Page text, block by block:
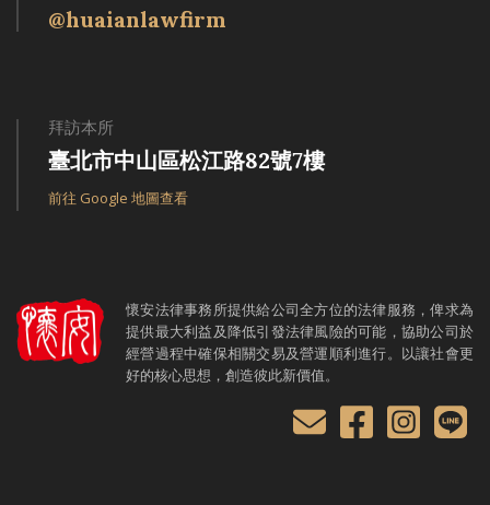
@huaianlawfirm
拜訪本所
臺北市中山區松江路82號7樓
前往 Google 地圖查看
懷安法律事務所提供給公司全方位的法律服務，俾求為
提供最大利益及降低引發法律風險的可能，協助公司於
經營過程中確保相關交易及營運順利進行。以讓社會更
好的核心思想，創造彼此新價值。